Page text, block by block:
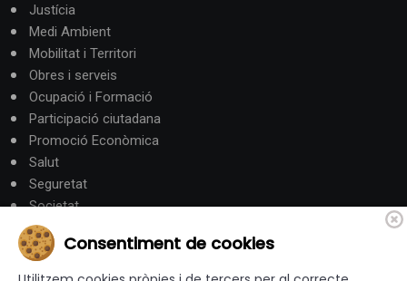
Justícia
Medi Ambient
Mobilitat i Territori
Obres i serveis
Ocupació i Formació
Participació ciutadana
Promoció Econòmica
Salut
Seguretat
Societat
Turisme
Consentiment de cookies